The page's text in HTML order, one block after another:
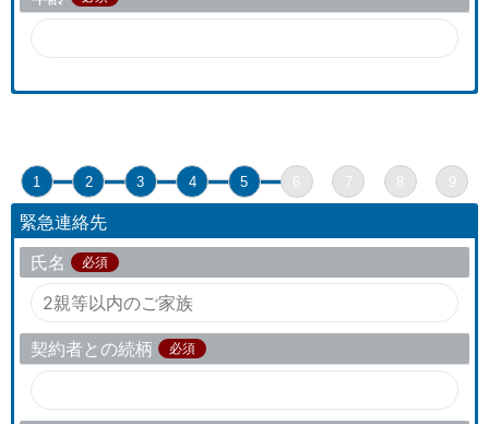
1 2 3 4 5 6 7 8 9
緊急連絡先
氏名
必須
契約者との続柄 必須